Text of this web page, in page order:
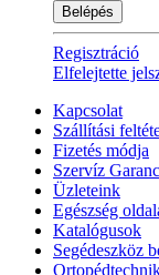
Belépés
Regisztráció
Elfelejtette
Kapcsolat
Szállítási
Fizetés módja
Szervíz
Üzleteink
Egészség
Katalógusok
Segédeszköz